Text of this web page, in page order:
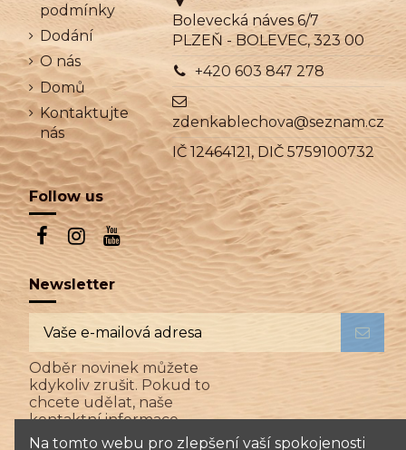
podmínky
Dodání
O nás
Domů
Kontaktujte
nás
Bolevecká náves 6/7
PLZEŇ - BOLEVEC, 323 00
+420 603 847 278
zdenkablechova@seznam.cz
IČ 12464121, DIČ 5759100732
Follow us
Newsletter
Odběr novinek můžete
kdykoliv zrušit. Pokud to
chcete udělat, naše
kontaktní informace
naleznete v právním
Na tomto webu pro zlepšení vaší spokojenosti